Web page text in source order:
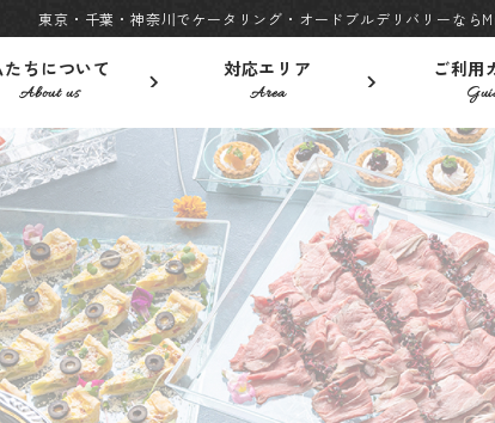
東京・千葉・神奈川でケータリング・オードブルデリバリーなら
たちについて
About us
対応エリア
Area
ご利用